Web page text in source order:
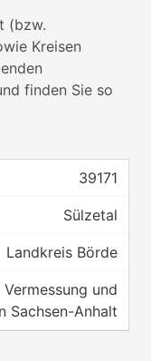
(bzw.
Kreisen
finden Sie so
39171
Sülzetal
Landkreis Börde
und
Sachsen-Anhalt